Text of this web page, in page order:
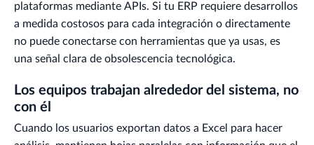
plataformas mediante APIs. Si tu ERP requiere desarrollos
a medida costosos para cada integración o directamente
no puede conectarse con herramientas que ya usas, es
una señal clara de obsolescencia tecnológica.
Los equipos trabajan alrededor del sistema, no
con él
Cuando los usuarios exportan datos a Excel para hacer